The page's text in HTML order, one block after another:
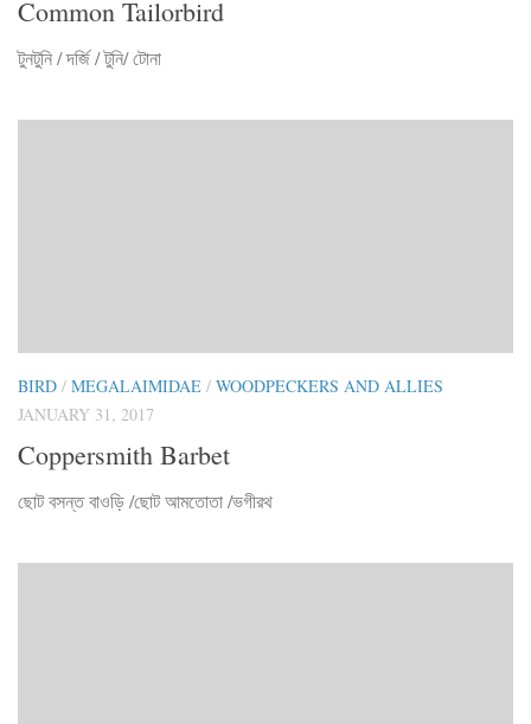
Common Tailorbird
টুনটুনি / দর্জি / টুনি/ টোনা
BIRD / MEGALAIMIDAE / WOODPECKERS AND ALLIES
JANUARY 31, 2017
Coppersmith Barbet
ছোট বসন্ত বাওড়ি /ছোট আমতোতা /ভগীরথ